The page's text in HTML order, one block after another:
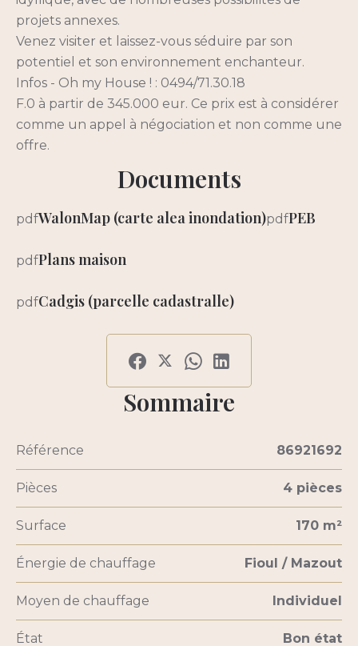
projets annexes.
Venez visiter et laissez-vous séduire par son
potentiel et son environnement enchanteur.
Infos - Oh my House ! : 0494/71.30.18
F.0 à partir de 345.000 eur. Ce prix est à considérer
comme un appel à négociation et non comme une
offre.
Documents
pdfWalonMap (carte alea inondation)pdfPEB
pdfPlans maison
pdfCadgis (parcelle cadastralle)
Sommaire
Référence 86921692
Pièces 4 pièces
Surface 170 m²
Énergie de chauffage Fioul / Mazout
Moyen de chauffage Individuel
État Bon état